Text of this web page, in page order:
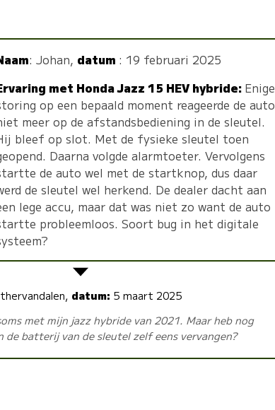
: Johan, datum : 19 februari 2025
met Honda Jazz 15 HEV hybride: Enige
op een bepaald moment reageerde de auto
meer op de afstandsbediening in de sleutel.
bleef op slot. Met de fysieke sleutel toen
Daarna volgde alarmtoeter. Vervolgens
de auto wel met de startknop, dus daar
de sleutel wel herkend. De dealer dacht aan
lege accu, maar dat was niet zo want de auto
probleemloos. Soort bug in het digitale
datum: 5 maart 2025
met mijn jazz hybride van 2021. Maar heb nog
de batterij van de sleutel zelf eens vervangen?